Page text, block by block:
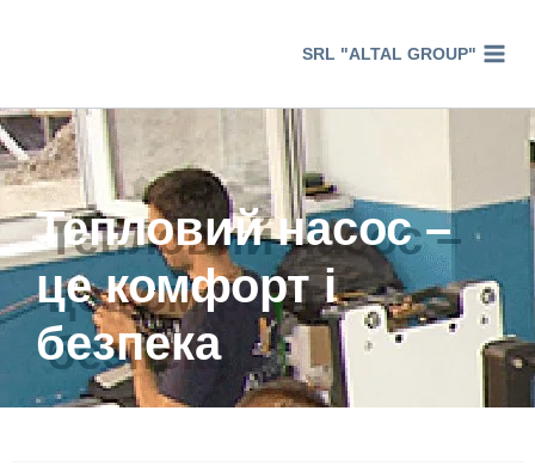
SRL "ALTAL GROUP"
Тепловий насос –
це комфорт і
безпека